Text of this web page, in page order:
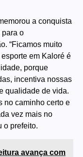
a conquista
para o
“Ficamos muito
em Kaloré é
porque
incentiva nossas
qualidade de vida.
no caminho certo e
vez mais no
o prefeito.
avança com